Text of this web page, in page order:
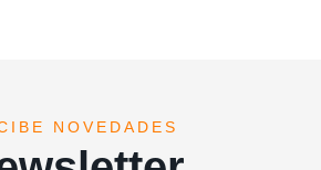
NOVEDADES